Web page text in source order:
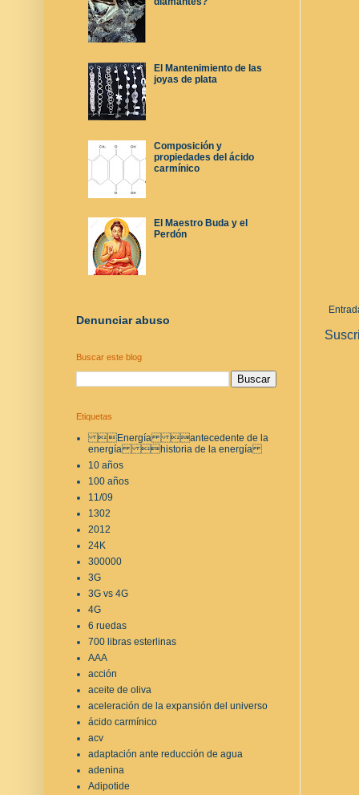
El Mantenimiento de las
joyas de plata
Composición y
propiedades del ácido
carmínico
El Maestro Buda y el
Perdón
Denunciar abuso
Buscar este blog
Etiquetas
Energía antecedente de la
energía historia de la energía
10 años
100 años
11/09
1302
2012
24K
300000
3G
3G vs 4G
4G
6 ruedas
700 libras esterlinas
AAA
acción
aceite de oliva
aceleración de la expansión del universo
ácido carmínico
acv
adaptación ante reducción de agua
adenina
Adipotide